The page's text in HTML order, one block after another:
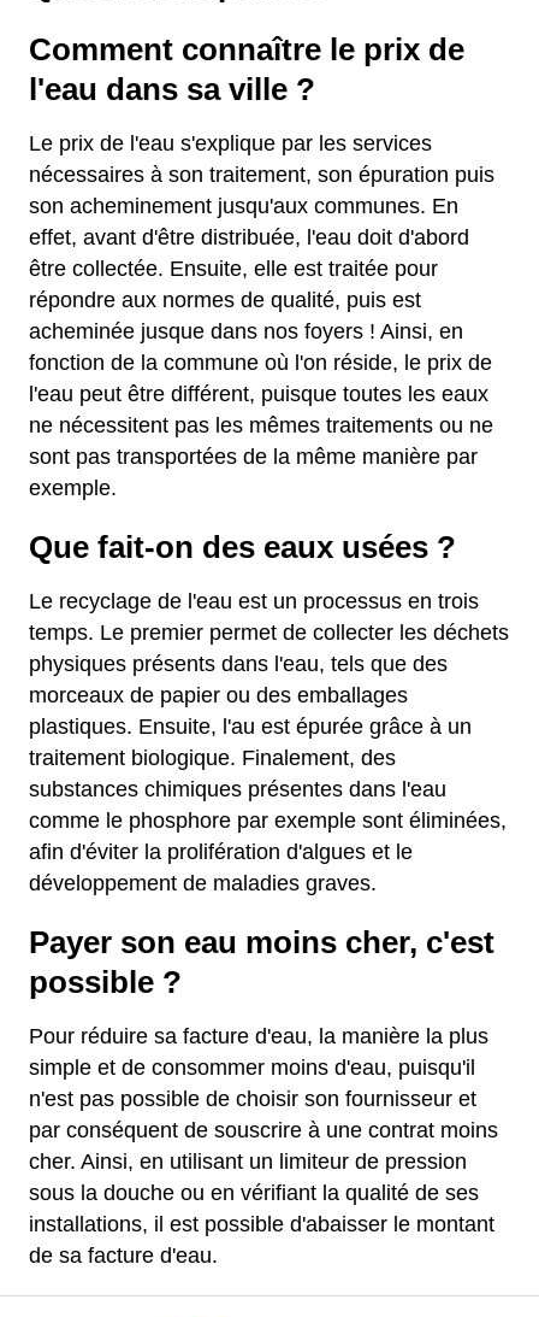
Comment connaître le prix de
l'eau dans sa ville ?
Le prix de l'eau s'explique par les services
nécessaires à son traitement, son épuration puis
son acheminement jusqu'aux communes. En
effet, avant d'être distribuée, l'eau doit d'abord
être collectée. Ensuite, elle est traitée pour
répondre aux normes de qualité, puis est
acheminée jusque dans nos foyers ! Ainsi, en
fonction de la commune où l'on réside, le prix de
l'eau peut être différent, puisque toutes les eaux
ne nécessitent pas les mêmes traitements ou ne
sont pas transportées de la même manière par
exemple.
Que fait-on des eaux usées ?
Le recyclage de l'eau est un processus en trois
temps. Le premier permet de collecter les déchets
physiques présents dans l'eau, tels que des
morceaux de papier ou des emballages
plastiques. Ensuite, l'au est épurée grâce à un
traitement biologique. Finalement, des
substances chimiques présentes dans l'eau
comme le phosphore par exemple sont éliminées,
afin d'éviter la prolifération d'algues et le
développement de maladies graves.
Payer son eau moins cher, c'est
possible ?
Pour réduire sa facture d'eau, la manière la plus
simple et de consommer moins d'eau, puisqu'il
n'est pas possible de choisir son fournisseur et
par conséquent de souscrire à une contrat moins
cher. Ainsi, en utilisant un limiteur de pression
sous la douche ou en vérifiant la qualité de ses
installations, il est possible d'abaisser le montant
de sa facture d'eau.